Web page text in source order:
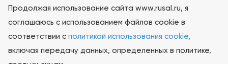
Раскрытие информации ООО «Интерфакс-ЦРКИ»
Продолжая использование сайта www.rusal.ru, я
соглашаюсь с использованием файлов cookie в
соответствии с политикой использования cookie,
включая передачу данных, определенных в политике,